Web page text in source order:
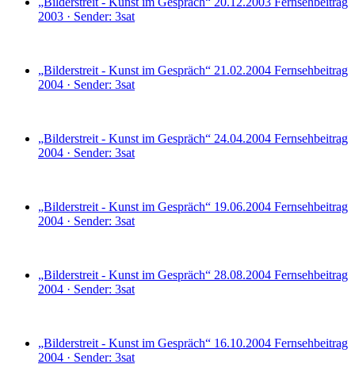
2003 · Sender: 3sat
„Bilderstreit - Kunst im Gespräch“ 21.02.2004 Fernsehbeitrag
2004 · Sender: 3sat
„Bilderstreit - Kunst im Gespräch“ 24.04.2004 Fernsehbeitrag
2004 · Sender: 3sat
„Bilderstreit - Kunst im Gespräch“ 19.06.2004 Fernsehbeitrag
2004 · Sender: 3sat
„Bilderstreit - Kunst im Gespräch“ 28.08.2004 Fernsehbeitrag
2004 · Sender: 3sat
„Bilderstreit - Kunst im Gespräch“ 16.10.2004 Fernsehbeitrag
2004 · Sender: 3sat